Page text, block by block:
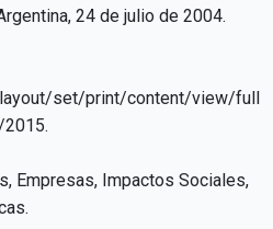
24 de julio de 2004.
set/print/content/view/full/
Empresas, Impactos Sociales,